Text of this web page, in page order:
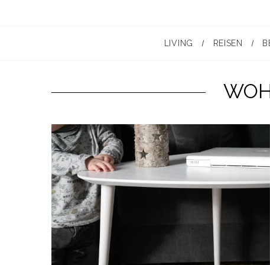
LIVING REISEN